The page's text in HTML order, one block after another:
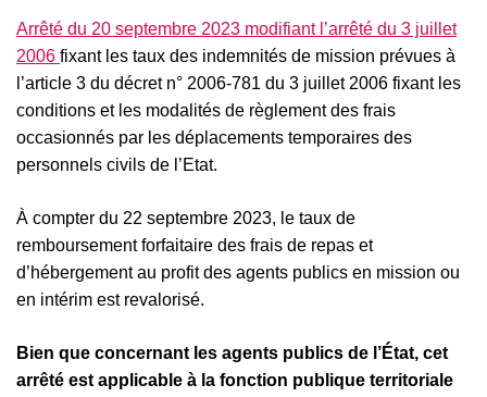
Arrêté du 20 septembre 2023 modifiant l’arrêté du 3 juillet
2006 fixant les taux des indemnités de mission prévues à
l’article 3 du décret n° 2006-781 du 3 juillet 2006 fixant les
conditions et les modalités de règlement des frais
occasionnés par les déplacements temporaires des
personnels civils de l’Etat.
À compter du 22 septembre 2023, le taux de
remboursement forfaitaire des frais de repas et
d’hébergement au profit des agents publics en mission ou
en intérim est revalorisé.
Bien que concernant les agents publics de l’État, cet
arrêté est applicable à la fonction publique territoriale